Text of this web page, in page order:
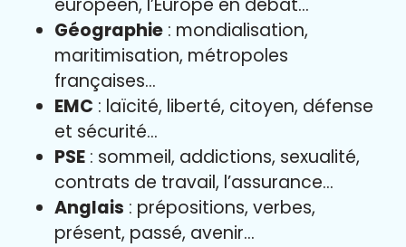
européen, l’Europe en débat…
Géographie : mondialisation,
maritimisation, métropoles
françaises…
EMC : laïcité, liberté, citoyen, défense
et sécurité…
PSE : sommeil, addictions, sexualité,
contrats de travail, l’assurance…
Anglais : prépositions, verbes,
présent, passé, avenir…